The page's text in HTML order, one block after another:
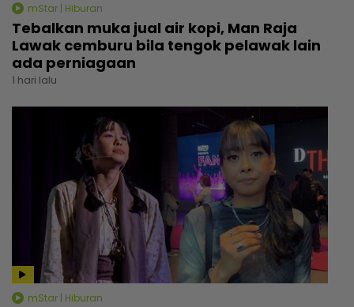
mStar | Hiburan
Tebalkan muka jual air kopi, Man Raja
Lawak cemburu bila tengok pelawak lain
ada perniagaan
1 hari lalu
mStar | Hiburan